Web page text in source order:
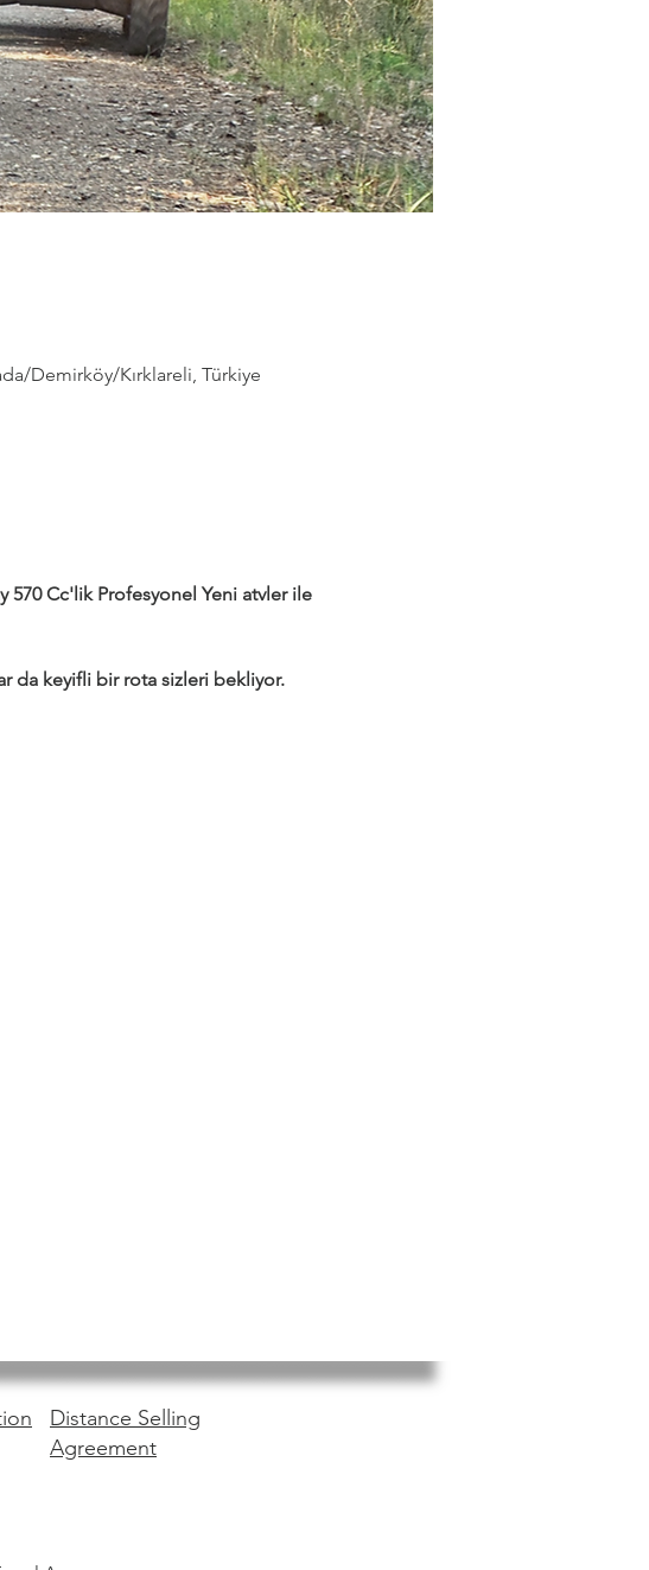
Demirköy/Kırklareli, Türkiye
570 Cc'lik Profesyonel Yeni atvler ile
da keyifli bir rota sizleri bekliyor.
Distance Selling
Agreement